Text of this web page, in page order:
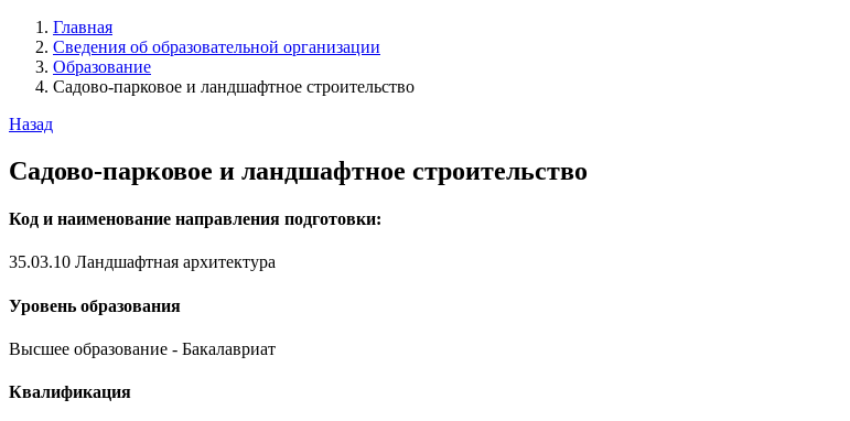
Главная
Сведения об образовательной организации
Образование
Садово-парковое и ландшафтное строительство
Назад
Садово-парковое и ландшафтное строительство
Код и наименование направления подготовки:
35.03.10 Ландшафтная архитектура
Уровень образования
Высшее образование - Бакалавриат
Квалификация